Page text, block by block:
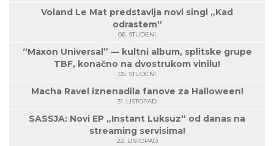
Voland Le Mat predstavlja novi singl „Kad
odrastem“
06. STUDENI
“Maxon Universal” — kultni album, splitske grupe
TBF, konačno na dvostrukom vinilu!
05. STUDENI
Macha Ravel iznenadila fanove za Halloween!
31. LISTOPAD
SASSJA: Novi EP „Instant Luksuz“ od danas na
streaming servisima!
22. LISTOPAD